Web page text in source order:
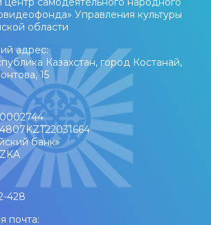
Управления культуры
области
адрес:
Казахстан, город Костанай,
15
банк»
428
почта: